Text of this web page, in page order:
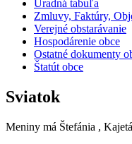
Úradná tabuľa
Zmluvy, Faktúry,
Verejné obstarávanie
Hospodárenie obce
Ostatné dokumenty
Štatút obce
Sviatok
Meniny má Štefánia ,